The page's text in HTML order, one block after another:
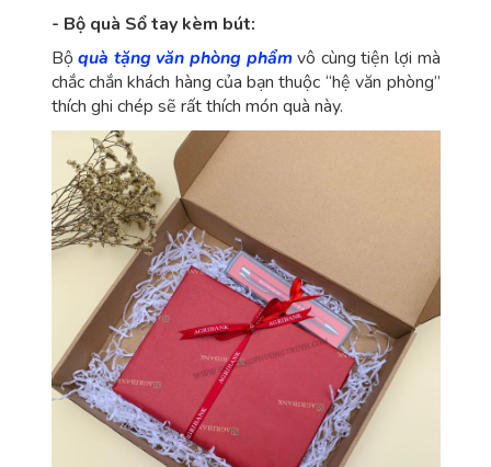
- Bộ quà Sổ tay kèm bút:
Bộquà tặng văn phòng phẩmvô cùng tiện lợi mà
chắc chắn khách hàng của bạn thuộc “hệ văn phòng”
thích ghi chép sẽ rất thích món quà này.